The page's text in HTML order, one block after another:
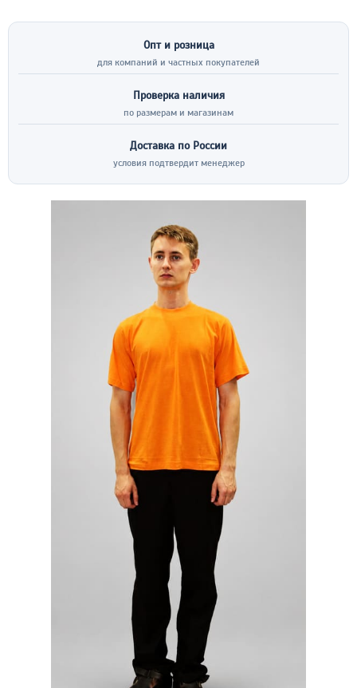
Опт и розница
для компаний и частных покупателей
Проверка наличия
по размерам и магазинам
Доставка по России
условия подтвердит менеджер